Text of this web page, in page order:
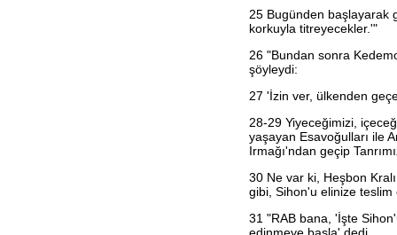
25 Bugünden başlayarak
korkuyla titreyecekler.'"
26 "Bundan sonra
şöyleydi:
27 'İzin ver, ülkenden
28-29 Yiyeceğimizi,
yaşayan Esavoğulları ile
Irmağı'ndan geçip
30 Ne var ki, Heşbon
gibi, Sihon'u elinize teslim
31 "RAB bana, 'İşte
edinmeye başla' dedi.